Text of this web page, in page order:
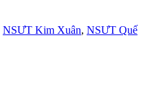
NSƯT Kim Xuân, NSƯT Quế